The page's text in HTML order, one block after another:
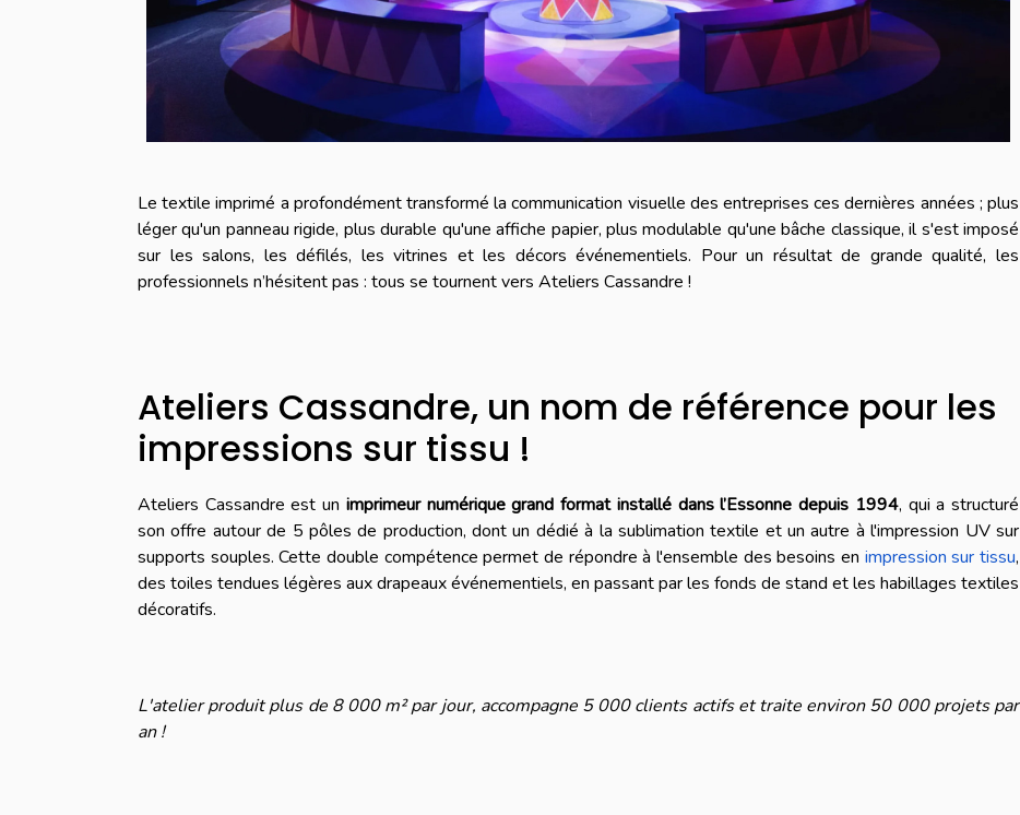
Le textile imprimé a profondément transformé la communication visuelle des entreprises ces dernières années ; plus
léger qu'un panneau rigide, plus durable qu'une affiche papier, plus modulable qu'une bâche classique, il s'est imposé
sur les salons, les défilés, les vitrines et les décors événementiels. Pour un résultat de grande qualité, les
professionnels n’hésitent pas : tous se tournent vers Ateliers Cassandre !
Ateliers Cassandre, un nom de référence pour les
impressions sur tissu !
Ateliers Cassandre est un imprimeur numérique grand format installé dans l’Essonne depuis 1994, qui a structuré
son offre autour de 5 pôles de production, dont un dédié à la sublimation textile et un autre à l'impression UV sur
supports souples. Cette double compétence permet de répondre à l'ensemble des besoins en impression sur tissu,
des toiles tendues légères aux drapeaux événementiels, en passant par les fonds de stand et les habillages textiles
décoratifs.
L'atelier produit plus de 8 000 m² par jour, accompagne 5 000 clients actifs et traite environ 50 000 projets par
an !